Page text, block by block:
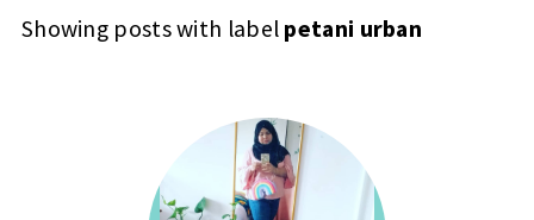
Showing posts with label petani urban